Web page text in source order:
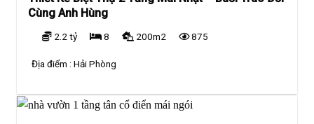
Cùng Anh Hùng
2.2 tỷ 8 200m2 875
Địa điểm :Hải Phòng